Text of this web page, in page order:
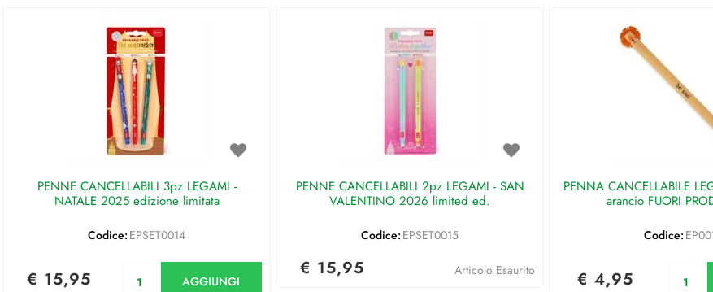
PENNE CANCELLABILI 3pz LEGAMI -
NATALE 2025 edizione limitata
Codice: EPSET0014
€ 15,95 AGGIUNGI
PENNE CANCELLABILI 2pz LEGAMI - SAN
VALENTINO 2026 limited ed.
Codice: EPSET0015
€ 15,95 Articolo Esaurito
PENNA CANCELLABILE
arancio FUORI
Codice:
€ 4,95